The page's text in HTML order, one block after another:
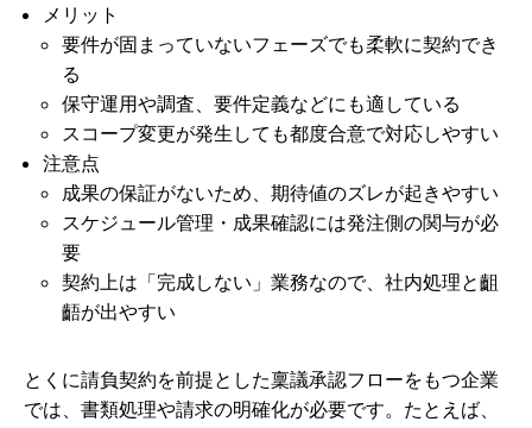
メリット
要件が固まっていないフェーズでも柔軟に契約でき
る
保守運用や調査、要件定義などにも適している
スコープ変更が発生しても都度合意で対応しやすい
注意点
成果の保証がないため、期待値のズレが起きやすい
スケジュール管理・成果確認には発注側の関与が必
要
契約上は「完成しない」業務なので、社内処理と齟
齬が出やすい
とくに請負契約を前提とした稟議承認フローをもつ企業
では、書類処理や請求の明確化が必要です。たとえば、